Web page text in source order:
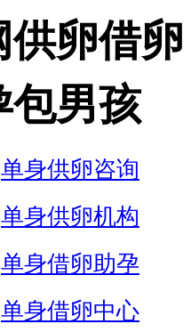
卵借卵
包男孩
单身供卵咨询
单身供卵机构
单身借卵助孕
单身借卵中心